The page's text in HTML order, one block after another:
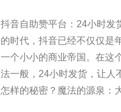
抖音自助赞平台：24小时发
的时代，抖音已经不仅仅是
一个小小的商业帝国。在这
法一般，24小时发货，让人
怎样的秘密？魔法的源泉：